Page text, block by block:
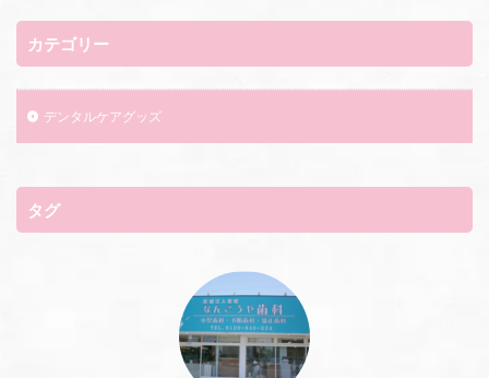
カテゴリー
デンタルケアグッズ
タグ